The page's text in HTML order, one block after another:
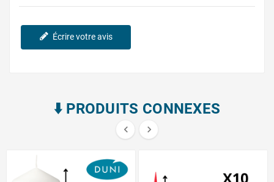
Écrire votre avis
⬇️​ PRODUITS CONNEXES
 